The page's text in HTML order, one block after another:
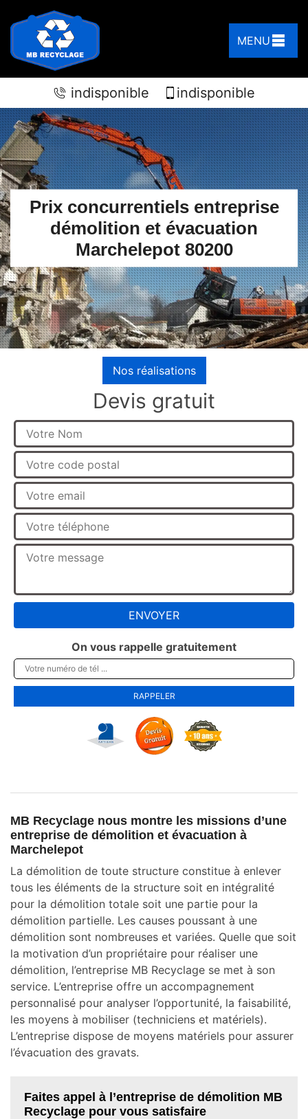
MENU
indisponible indisponible
Prix concurrentiels entreprise
démolition et évacuation
Marchelepot 80200
Nos réalisations
Devis gratuit
On vous rappelle gratuitement
MB Recyclage nous montre les missions d’une
entreprise de démolition et évacuation à
Marchelepot
La démolition de toute structure constitue à enlever
tous les éléments de la structure soit en intégralité
pour la démolition totale soit une partie pour la
démolition partielle. Les causes poussant à une
démolition sont nombreuses et variées. Quelle que soit
la motivation d’un propriétaire pour réaliser une
démolition, l’entreprise MB Recyclage se met à son
service. L’entreprise offre un accompagnement
personnalisé pour analyser l’opportunité, la faisabilité,
les moyens à mobiliser (techniciens et matériels).
L’entreprise dispose de moyens matériels pour assurer
l’évacuation des gravats.
Faites appel à l’entreprise de démolition MB
Recyclage pour vous satisfaire